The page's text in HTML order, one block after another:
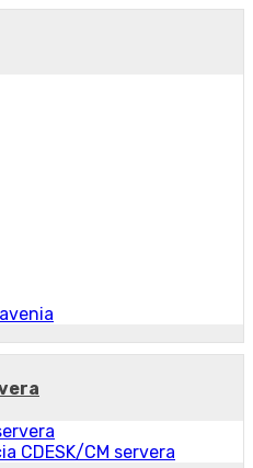
CDESK/CM servera